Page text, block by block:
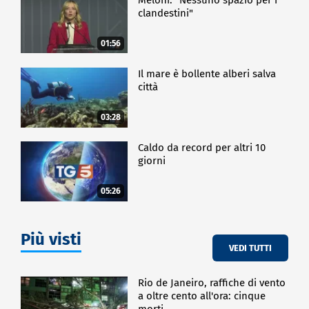
01:56
clandestini"
03:28
Il mare è bollente alberi salva
città
05:26
Caldo da record per altri 10
giorni
Più visti VEDI TUTTI
Rio de Janeiro, raffiche di vento
a oltre cento all'ora: cinque